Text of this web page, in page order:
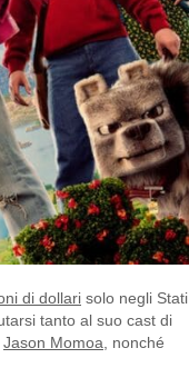
di dollari solo negli Stati
tanto al suo cast di
Jason Momoa , nonché